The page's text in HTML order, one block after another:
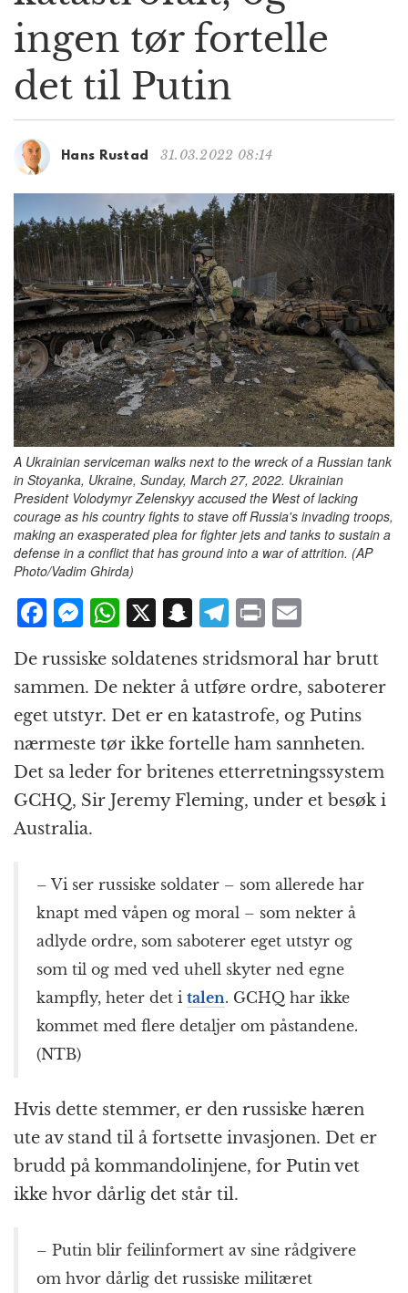
a
t
ingen tør fortelle
det til Putin
Hans Rustad 31.03.2022 08:14
A Ukrainian serviceman walks next to the wreck of a Russian tank
in Stoyanka, Ukraine, Sunday, March 27, 2022. Ukrainian
President Volodymyr Zelenskyy accused the West of lacking
courage as his country fights to stave off Russia's invading troops,
making an exasperated plea for fighter jets and tanks to sustain a
defense in a conflict that has ground into a war of attrition. (AP
Photo/Vadim Ghirda)
F
c
e
b
o
o
k
M
e
ss
e
n
g
e
r
W
h
at
s
A
p
p
X S
a
p
c
h
at
T
el
e
g
r
a
m
P
n
t
m
ai
l
De russiske soldatenes stridsmoral har brutt
sammen. De nekter å utføre ordre, saboterer
eget utstyr. Det er en katastrofe, og Putins
nærmeste tør ikke fortelle ham sannheten.
Det sa leder for britenes etterretningssystem
GCHQ, Sir Jeremy Fleming, under et besøk i
Australia.
– Vi ser russiske soldater – som allerede har
knapt med våpen og moral – som nekter å
adlyde ordre, som saboterer eget utstyr og
som til og med ved uhell skyter ned egne
kampfly, heter det i talen. GCHQ har ikke
kommet med flere detaljer om påstandene.
(NTB)
Hvis dette stemmer, er den russiske hæren
ute av stand til å fortsette invasjonen. Det er
brudd på kommandolinjene, for Putin vet
ikke hvor dårlig det står til.
– Putin blir feilinformert av sine rådgivere
om hvor dårlig det russiske militæret